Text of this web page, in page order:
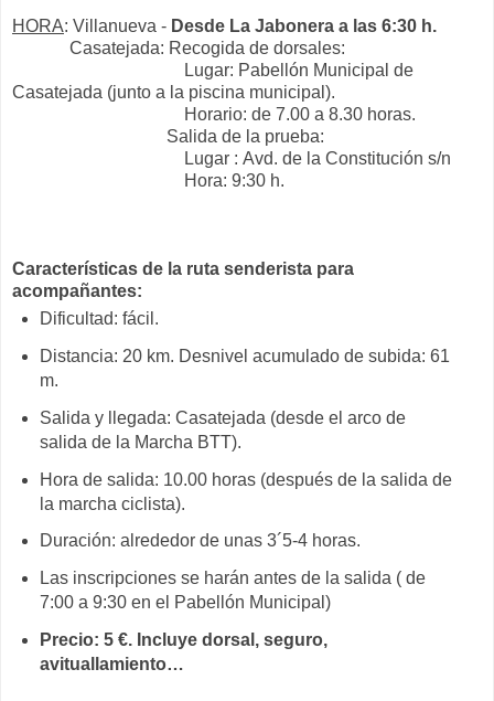
HORA: Villanueva - Desde La Jabonera a las 6:30 h.
Casatejada: Recogida de dorsales:
Lugar: Pabellón Municipal de
Casatejada (junto a la piscina municipal).
Horario: de 7.00 a 8.30 horas.
Salida de la prueba:
Lugar : Avd. de la Constitución s/n
Hora: 9:30 h.
Características de la ruta senderista para
acompañantes:
Dificultad: fácil.
Distancia: 20 km. Desnivel acumulado de subida: 61
m.
Salida y llegada: Casatejada (desde el arco de
salida de la Marcha BTT).
Hora de salida: 10.00 horas (después de la salida de
la marcha ciclista).
Duración: alrededor de unas 3´5-4 horas.
Las inscripciones se harán antes de la salida ( de
7:00 a 9:30 en el Pabellón Municipal)
Precio: 5 €. Incluye dorsal, seguro,
avituallamiento…